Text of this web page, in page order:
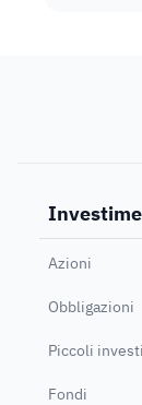
Azioni
Obbligazioni
Piccoli
Fondi